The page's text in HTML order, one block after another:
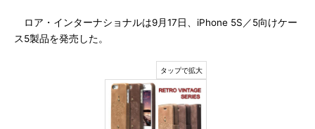
ロア・インターナショナルは9月17日、iPhone 5S／5向けケー
ス5製品を発売した。